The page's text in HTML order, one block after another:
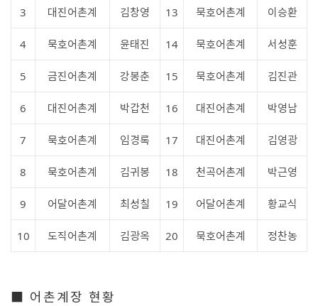
3 대진어촌계 김창영 13 묵호어촌계 이승환
4 묵호어촌계 윤태진 14 묵호어촌계 서성훈
5 금진어촌계 강봉춘 15 묵호어촌계 김진관
6 대진어촌계 박갑천 16 대진어촌계 박영남
7 묵호어촌계 임경록 17 대진어촌계 김영광
8 묵호어촌계 김귀봉 18 천곡어촌계 박근영
9 어달어촌계 최성칠 19 어달어촌계 황교식
10 도직어촌계 김광옥 20 묵호어촌계 정찬농
■ 어촌계장 현황